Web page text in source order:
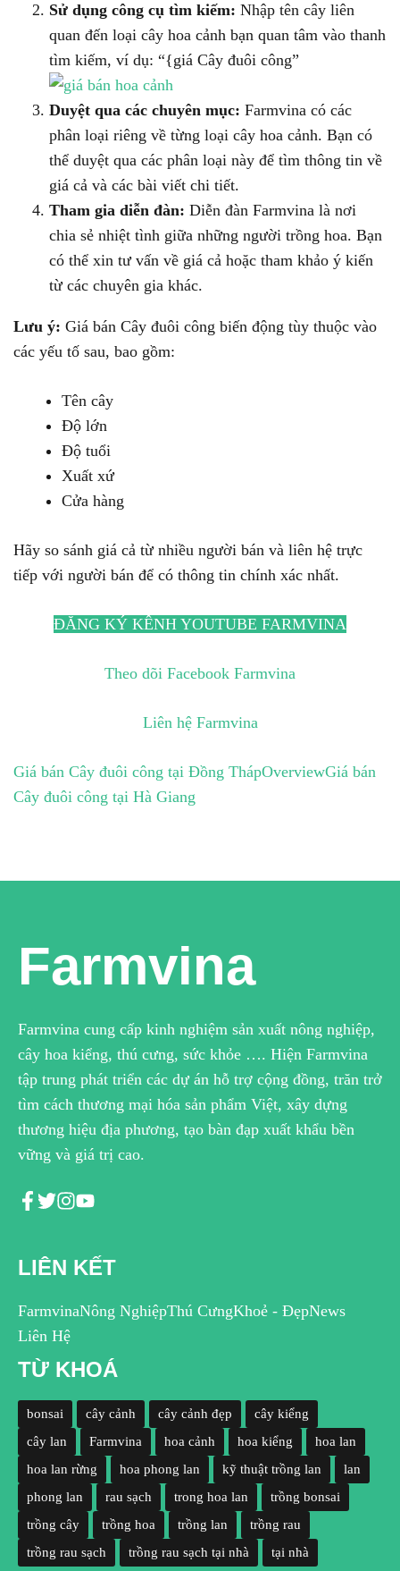
Sử dụng công cụ tìm kiếm: Nhập tên cây liên
quan đến loại cây hoa cảnh bạn quan tâm vào thanh
tìm kiếm, ví dụ: “{giá Cây đuôi công”
Duyệt qua các chuyên mục: Farmvina có các
phân loại riêng về từng loại cây hoa cảnh. Bạn có
thể duyệt qua các phân loại này để tìm thông tin về
giá cả và các bài viết chi tiết.
Tham gia diễn đàn: Diễn đàn Farmvina là nơi
chia sẻ nhiệt tình giữa những người trồng hoa. Bạn
có thể xin tư vấn về giá cả hoặc tham khảo ý kiến
từ các chuyên gia khác.
Lưu ý: Giá bán Cây đuôi công biến động tùy thuộc vào
các yếu tố sau, bao gồm:
Tên cây
Độ lớn
Độ tuổi
Xuất xứ
Cửa hàng
Hãy so sánh giá cả từ nhiều người bán và liên hệ trực
tiếp với người bán để có thông tin chính xác nhất.
ĐĂNG KÝ KÊNH YOUTUBE FARMVINA
Theo dõi Facebook Farmvina
Liên hệ Farmvina
Giá bán Cây đuôi công tại Đồng ThápOverviewGiá bán
Cây đuôi công tại Hà Giang
Farmvina
Farmvina cung cấp kinh nghiệm sản xuất nông nghiệp,
cây hoa kiểng, thú cưng, sức khỏe …. Hiện Farmvina
tập trung phát triển các dự án hỗ trợ cộng đồng, trăn trở
tìm cách thương mại hóa sản phẩm Việt, xây dựng
thương hiệu địa phương, tạo bàn đạp xuất khẩu bền
vững và giá trị cao.
LIÊN KẾT
FarmvinaNông NghiệpThú CưngKhoẻ - ĐẹpNews
Liên Hệ
TỪ KHOÁ
bonsai cây cảnh cây cảnh đẹp
cây kiểng
cây lan
Farmvina hoa cảnh hoa kiểng
hoa lan
hoa lan rừng
hoa phong lan kỹ thuật trồng lan
lan
phong lan
rau sạch trong hoa lan
trồng bonsai
trồng cây
trồng hoa trồng lan
trồng rau
trồng rau sạch
trồng rau sạch tại nhà tại nhà